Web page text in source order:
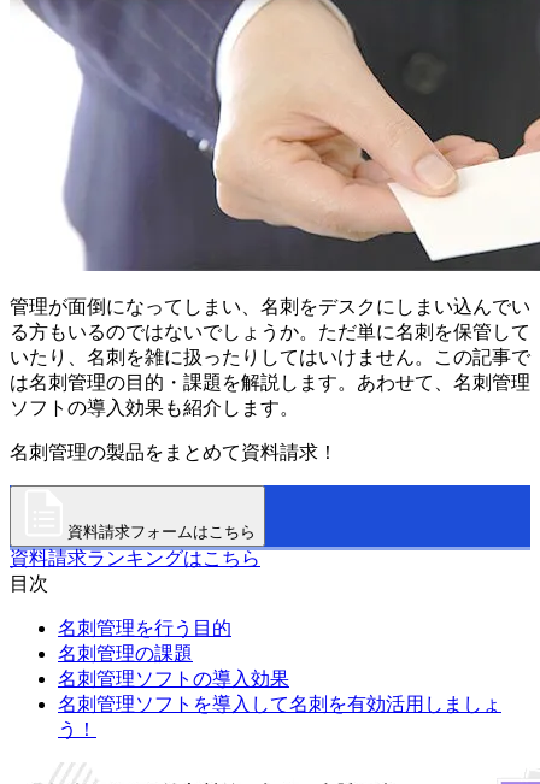
管理が面倒になってしまい、名刺をデスクにしまい込んでい
る方もいるのではないでしょうか。ただ単に名刺を保管して
いたり、名刺を雑に扱ったりしてはいけません。この記事で
は名刺管理の目的・課題を解説します。あわせて、名刺管理
ソフトの導入効果も紹介します。
名刺管理の製品をまとめて資料請求！
資料請求フォームはこちら
資料請求ランキングはこちら
目次
名刺管理を行う目的
名刺管理の課題
名刺管理ソフトの導入効果
名刺管理ソフトを導入して名刺を有効活用しましょ
う！